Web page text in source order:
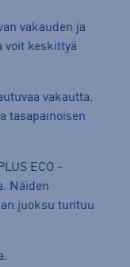
vakauden ja
voit keskittyä
vakautta.
tasapainoisen
ECO -
Näiden
juoksu tuntuu